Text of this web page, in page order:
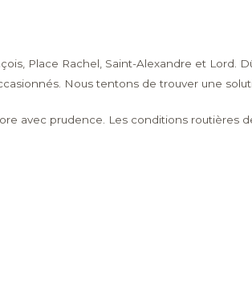
Place Rachel, Saint-Alexandre et Lord.
Nous tentons de trouver une
avec prudence. Les conditions routières